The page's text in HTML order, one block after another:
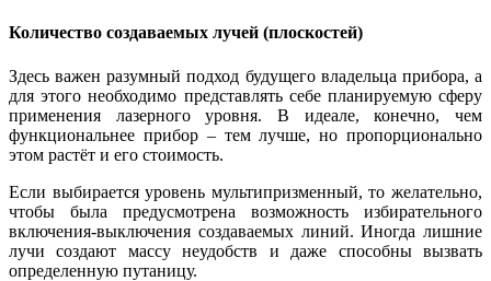
Количество создаваемых лучей (плоскостей)
Здесь важен разумный подход будущего владельца прибора, а
для этого необходимо представлять себе планируемую сферу
применения лазерного уровня. В идеале, конечно, чем
функциональнее прибор – тем лучше, но пропорционально
этом растёт и его стоимость.
Если выбирается уровень мультипризменный, то желательно,
чтобы была предусмотрена возможность избирательного
включения-выключения создаваемых линий. Иногда лишние
лучи создают массу неудобств и даже способны вызвать
определенную путаницу.